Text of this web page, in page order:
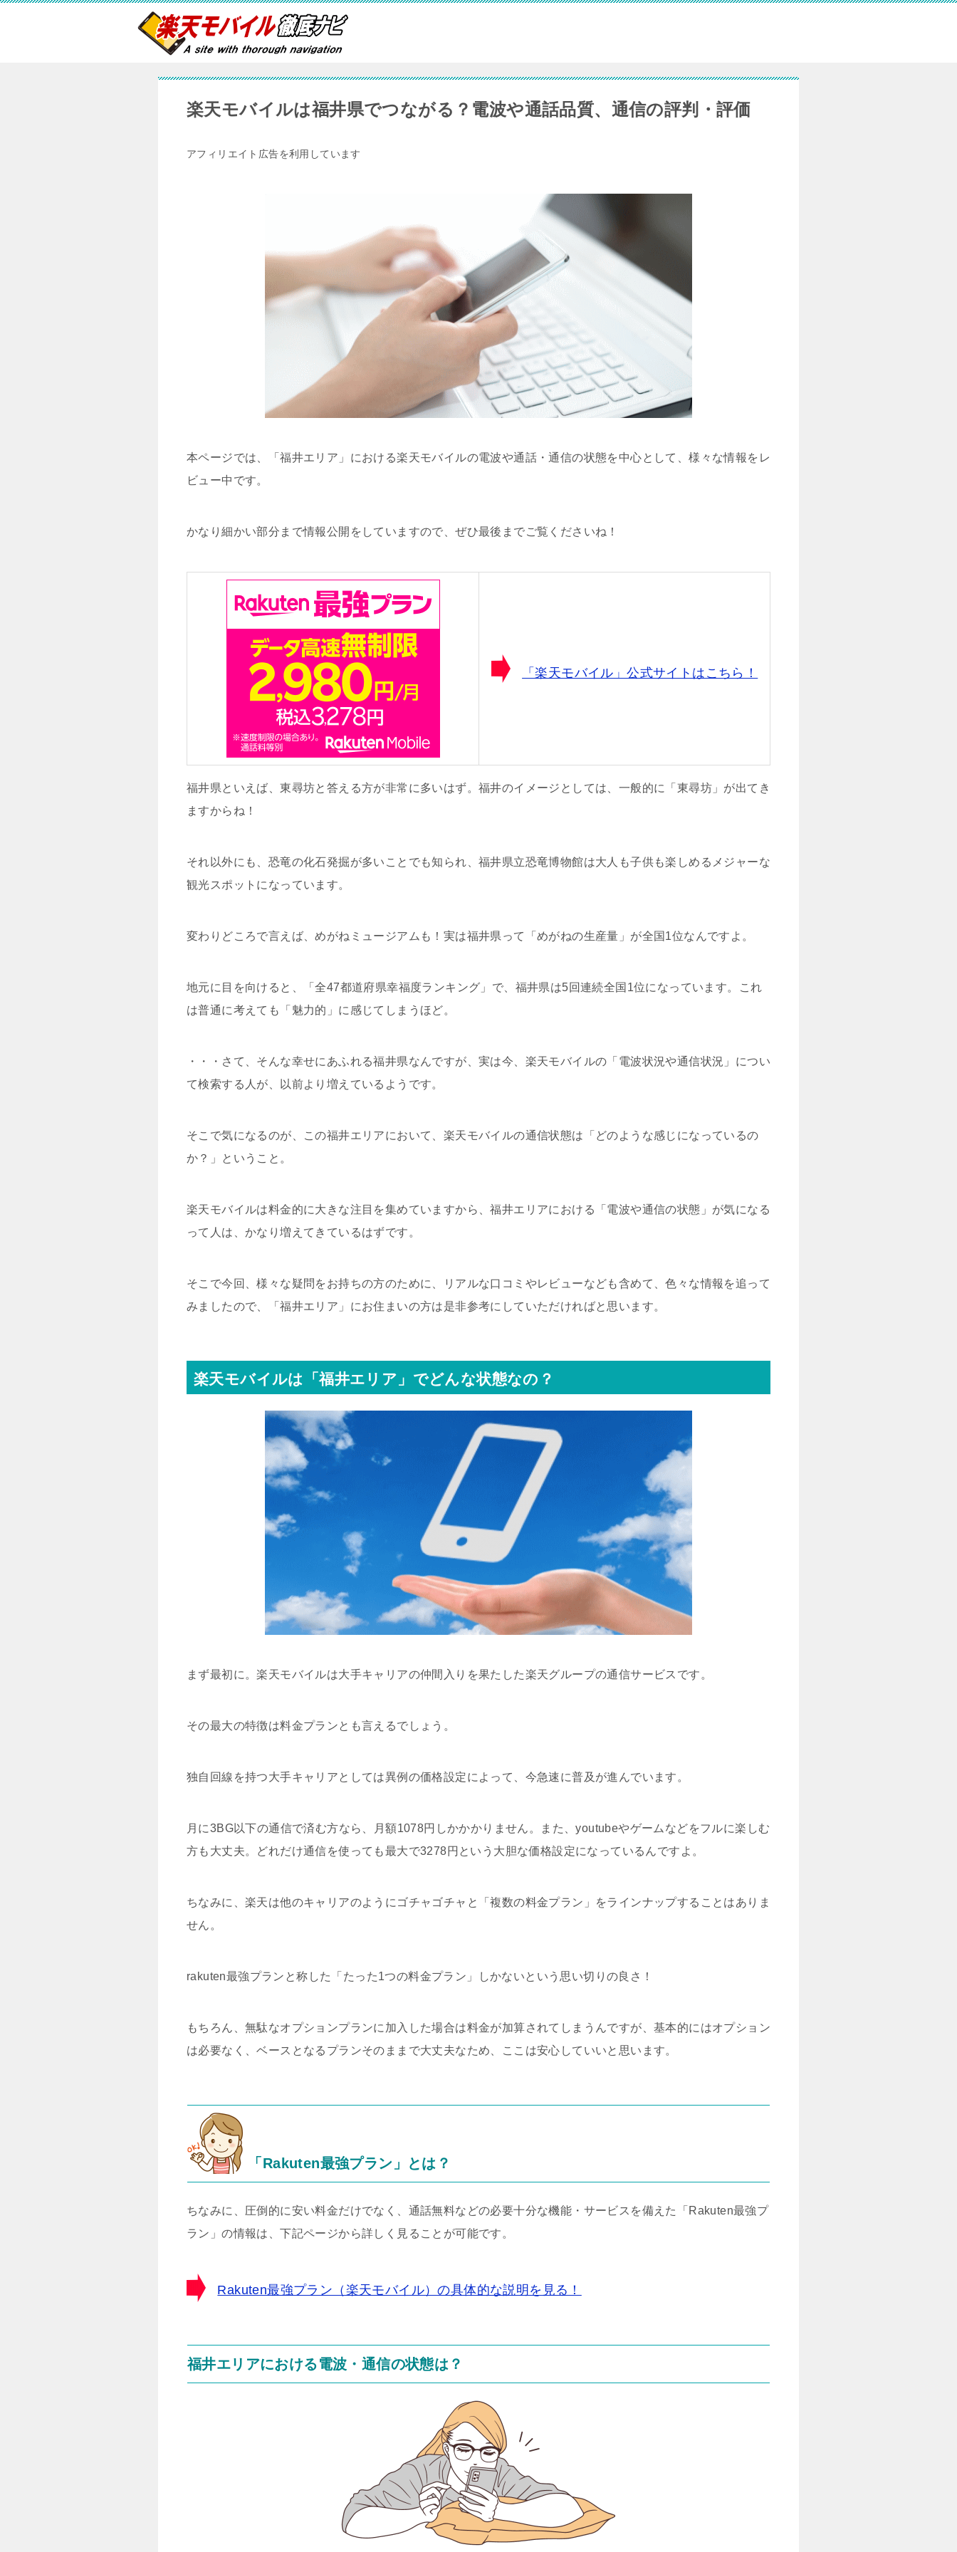
楽天モバイルは福井県でつながる？電波や通話品質、通信の評判・評価
アフィリエイト広告を利用しています
本ページでは、「福井エリア」における楽天モバイルの電波や通話・通信の状態を中心として、様々な情報をレ
ビュー中です。
かなり細かい部分まで情報公開をしていますので、ぜひ最後までご覧くださいね！
「楽天モバイル」公式サイトはこちら！
福井県といえば、東尋坊と答える方が非常に多いはず。福井のイメージとしては、一般的に「東尋坊」が出てき
ますからね！
それ以外にも、恐竜の化石発掘が多いことでも知られ、福井県立恐竜博物館は大人も子供も楽しめるメジャーな
観光スポットになっています。
変わりどころで言えば、めがねミュージアムも！実は福井県って「めがねの生産量」が全国1位なんですよ。
地元に目を向けると、「全47都道府県幸福度ランキング」で、福井県は5回連続全国1位になっています。これ
は普通に考えても「魅力的」に感じてしまうほど。
・・・さて、そんな幸せにあふれる福井県なんですが、実は今、楽天モバイルの「電波状況や通信状況」につい
て検索する人が、以前より増えているようです。
そこで気になるのが、この福井エリアにおいて、楽天モバイルの通信状態は「どのような感じになっているの
か？」ということ。
楽天モバイルは料金的に大きな注目を集めていますから、福井エリアにおける「電波や通信の状態」が気になる
って人は、かなり増えてきているはずです。
そこで今回、様々な疑問をお持ちの方のために、リアルな口コミやレビューなども含めて、色々な情報を追って
みましたので、「福井エリア」にお住まいの方は是非参考にしていただければと思います。
楽天モバイルは「福井エリア」でどんな状態なの？
まず最初に。楽天モバイルは大手キャリアの仲間入りを果たした楽天グループの通信サービスです。
その最大の特徴は料金プランとも言えるでしょう。
独自回線を持つ大手キャリアとしては異例の価格設定によって、今急速に普及が進んでいます。
月に3BG以下の通信で済む方なら、月額1078円しかかかりません。また、youtubeやゲームなどをフルに楽しむ
方も大丈夫。どれだけ通信を使っても最大で3278円という大胆な価格設定になっているんですよ。
ちなみに、楽天は他のキャリアのようにゴチャゴチャと「複数の料金プラン」をラインナップすることはありま
せん。
rakuten最強プランと称した「たった1つの料金プラン」しかないという思い切りの良さ！
もちろん、無駄なオプションプランに加入した場合は料金が加算されてしまうんですが、基本的にはオプション
は必要なく、ベースとなるプランそのままで大丈夫なため、ここは安心していいと思います。
「Rakuten最強プラン」とは？
ちなみに、圧倒的に安い料金だけでなく、通話無料などの必要十分な機能・サービスを備えた「Rakuten最強プ
ラン」の情報は、下記ページから詳しく見ることが可能です。
Rakuten最強プラン（楽天モバイル）の具体的な説明を見る！
福井エリアにおける電波・通信の状態は？